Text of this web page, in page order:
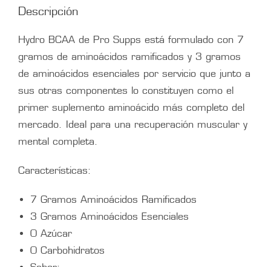
Descripción
Hydro BCAA de Pro Supps está formulado con 7
gramos de aminoácidos ramificados y 3 gramos
de aminoácidos esenciales por servicio que junto a
sus otras componentes lo constituyen como el
primer suplemento aminoácido más completo del
mercado. Ideal para una recuperación muscular y
mental completa.
Características:
7 Gramos Aminoácidos Ramificados
3 Gramos Aminoácidos Esenciales
0 Azúcar
0 Carbohidratos